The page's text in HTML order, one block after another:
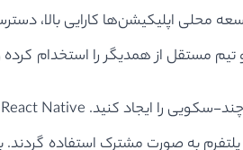
تیم مستقل از همدیگر را استخدام